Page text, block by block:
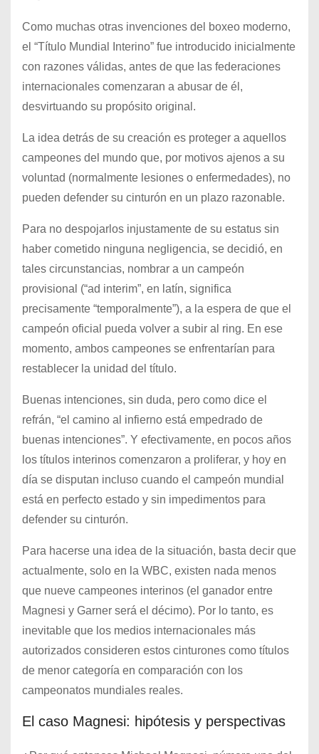
Como muchas otras invenciones del boxeo moderno,
el “Título Mundial Interino” fue introducido inicialmente
con razones válidas, antes de que las federaciones
internacionales comenzaran a abusar de él,
desvirtuando su propósito original.
La idea detrás de su creación es proteger a aquellos
campeones del mundo que, por motivos ajenos a su
voluntad (normalmente lesiones o enfermedades), no
pueden defender su cinturón en un plazo razonable.
Para no despojarlos injustamente de su estatus sin
haber cometido ninguna negligencia, se decidió, en
tales circunstancias, nombrar a un campeón
provisional (“ad interim”, en latín, significa
precisamente “temporalmente”), a la espera de que el
campeón oficial pueda volver a subir al ring. En ese
momento, ambos campeones se enfrentarían para
restablecer la unidad del título.
Buenas intenciones, sin duda, pero como dice el
refrán, “el camino al infierno está empedrado de
buenas intenciones”. Y efectivamente, en pocos años
los títulos interinos comenzaron a proliferar, y hoy en
día se disputan incluso cuando el campeón mundial
está en perfecto estado y sin impedimentos para
defender su cinturón.
Para hacerse una idea de la situación, basta decir que
actualmente, solo en la WBC, existen nada menos
que nueve campeones interinos (el ganador entre
Magnesi y Garner será el décimo). Por lo tanto, es
inevitable que los medios internacionales más
autorizados consideren estos cinturones como títulos
de menor categoría en comparación con los
campeonatos mundiales reales.
El caso Magnesi: hipótesis y perspectivas